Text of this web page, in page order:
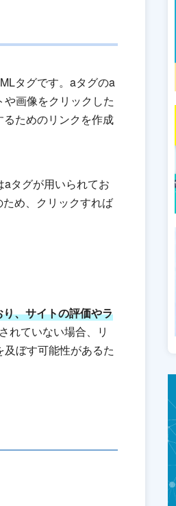
タグです。aタグのa
画像をクリックした
ためのリンクを作成
タグが用いられてお
め、クリックすれば
、サイトの評価やラ
れていない場合、リ
ぼす可能性があるた